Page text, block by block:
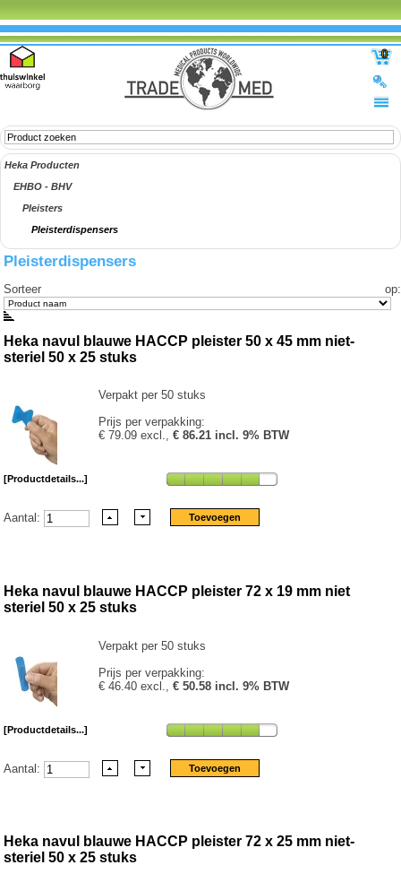
0
Heka Producten
EHBO - BHV
Pleisters
Pleisterdispensers
Pleisterdispensers
Sorteer op:
Heka navul blauwe HACCP pleister 50 x 45 mm niet-
steriel 50 x 25 stuks
Verpakt per 50 stuks
Prijs per verpakking:
€ 79.09 excl.,€ 86.21 incl. 9% BTW
[Productdetails...]
Aantal:
Heka navul blauwe HACCP pleister 72 x 19 mm niet
steriel 50 x 25 stuks
Verpakt per 50 stuks
Prijs per verpakking:
€ 46.40 excl.,€ 50.58 incl. 9% BTW
[Productdetails...]
Aantal:
Heka navul blauwe HACCP pleister 72 x 25 mm niet-
steriel 50 x 25 stuks